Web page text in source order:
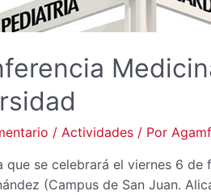
/ Actividades/ Por
que se celebrará el viernes 6
(Campus de San Juan.